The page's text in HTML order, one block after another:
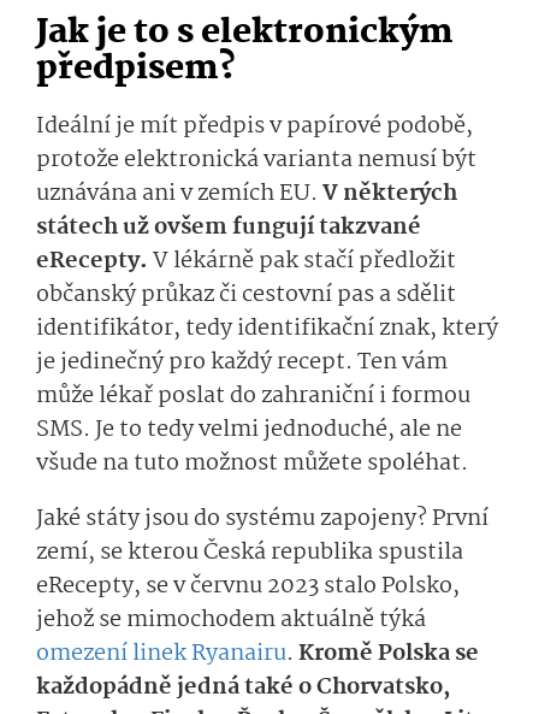
Jak je to s elektronickým
předpisem?
Ideální je mít předpis v papírové podobě,
protože elektronická varianta nemusí být
uznávána ani v zemích EU. V některých
státech už ovšem fungují takzvané
eRecepty. V lékárně pak stačí předložit
občanský průkaz či cestovní pas a sdělit
identifikátor, tedy identifikační znak, který
je jedinečný pro každý recept. Ten vám
může lékař poslat do zahraniční i formou
SMS. Je to tedy velmi jednoduché, ale ne
všude na tuto možnost můžete spoléhat.
Jaké státy jsou do systému zapojeny? První
zemí, se kterou Česká republika spustila
eRecepty, se v červnu 2023 stalo Polsko,
jehož se mimochodem aktuálně týká
omezení linek Ryanairu. Kromě Polska se
každopádně jedná také o Chorvatsko,